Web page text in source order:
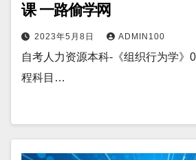
课 一路偷学网
2023年5月8日 ADMIN100
自考人力资源本科-《组织行为学》
程科目…